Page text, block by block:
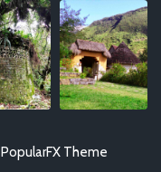
PopularFX Theme